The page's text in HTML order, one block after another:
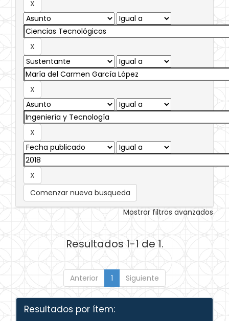
Comenzar nueva busqueda
Mostrar filtros avanzados
Resultados 1-1 de 1.
Anterior 1 Siguiente
Resultados por ítem: